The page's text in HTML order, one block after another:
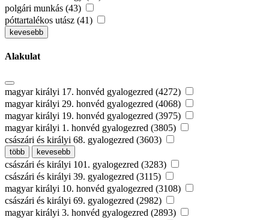
polgári munkás (43)
póttartalékos utász (41)
kevesebb
Alakulat
magyar királyi 17. honvéd gyalogezred (4272)
magyar királyi 29. honvéd gyalogezred (4068)
magyar királyi 19. honvéd gyalogezred (3975)
magyar királyi 1. honvéd gyalogezred (3805)
császári és királyi 68. gyalogezred (3603)
több kevesebb
császári és királyi 101. gyalogezred (3283)
császári és királyi 39. gyalogezred (3115)
magyar királyi 10. honvéd gyalogezred (3108)
császári és királyi 69. gyalogezred (2982)
magyar királyi 3. honvéd gyalogezred (2893)